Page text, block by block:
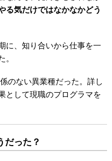
る気だけではなかなかどう
に、知り合いから仕事を一
。
のない異業種だった。詳し
として現職のプログラマを
だった？